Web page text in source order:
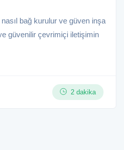
bağ kurulur ve güven inşa
güvenilir çevrimiçi iletişimin
2 dakika